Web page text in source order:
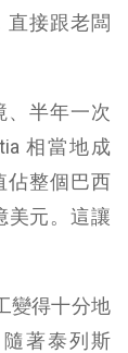
直接跟老闆
、半年一次
相當地成
佔整個巴西
美元。這讓
變得十分地
著泰列斯